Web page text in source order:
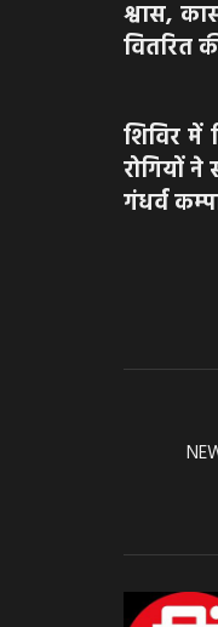
श्वास,
वितरित
शिविर में
रोगियों
गंधर्व